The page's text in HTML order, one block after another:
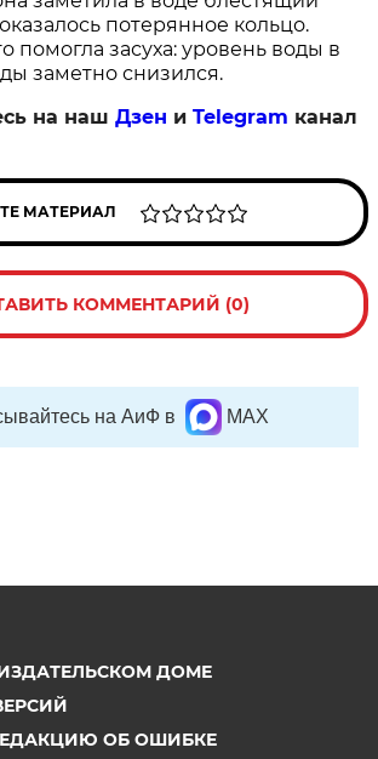
потерянное кольцо.
помогла засуха: уровень воды в
заметно снизился.
на нашДзен иTelegram канал
МАТЕРИАЛ
КОММЕНТАРИЙ (0)
на АиФ в MAX
ДОМЕ
ОБ ОШИБКЕ